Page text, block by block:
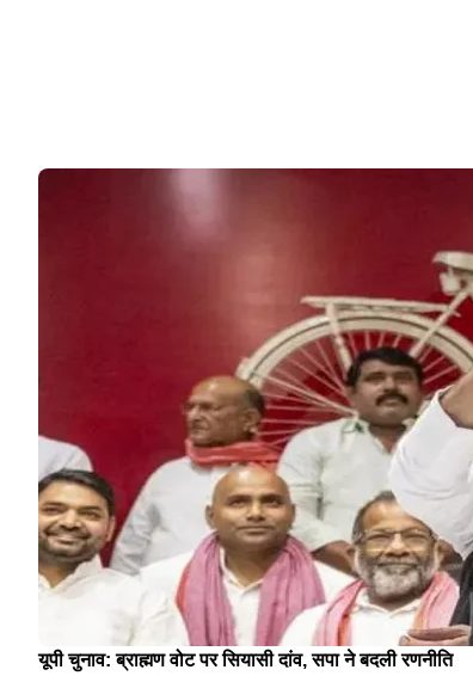
यूपी चुनाव: ब्राह्मण वोट पर सियासी दांव, सपा ने बदली रणनीति